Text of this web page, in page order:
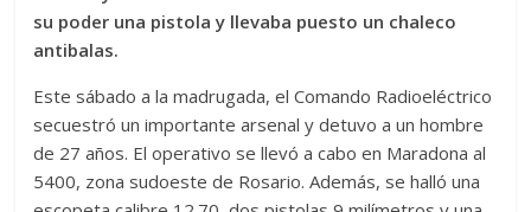
su poder una pistola y llevaba puesto un chaleco
antibalas.
Este sábado a la madrugada, el Comando Radioeléctrico
secuestró un importante arsenal y detuvo a un hombre
de 27 años. El operativo se llevó a cabo en Maradona al
5400, zona sudoeste de Rosario. Además, se halló una